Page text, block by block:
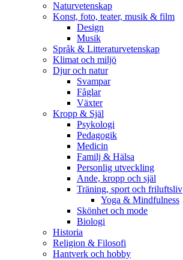
Naturvetenskap
Konst, foto, teater, musik & film
Design
Musik
Språk & Litteraturvetenskap
Klimat och miljö
Djur och natur
Svampar
Fåglar
Växter
Kropp & Själ
Psykologi
Pedagogik
Medicin
Familj & Hälsa
Personlig utveckling
Ande, kropp och själ
Träning, sport och friluftsliv
Yoga & Mindfulness
Skönhet och mode
Biologi
Historia
Religion & Filosofi
Hantverk och hobby